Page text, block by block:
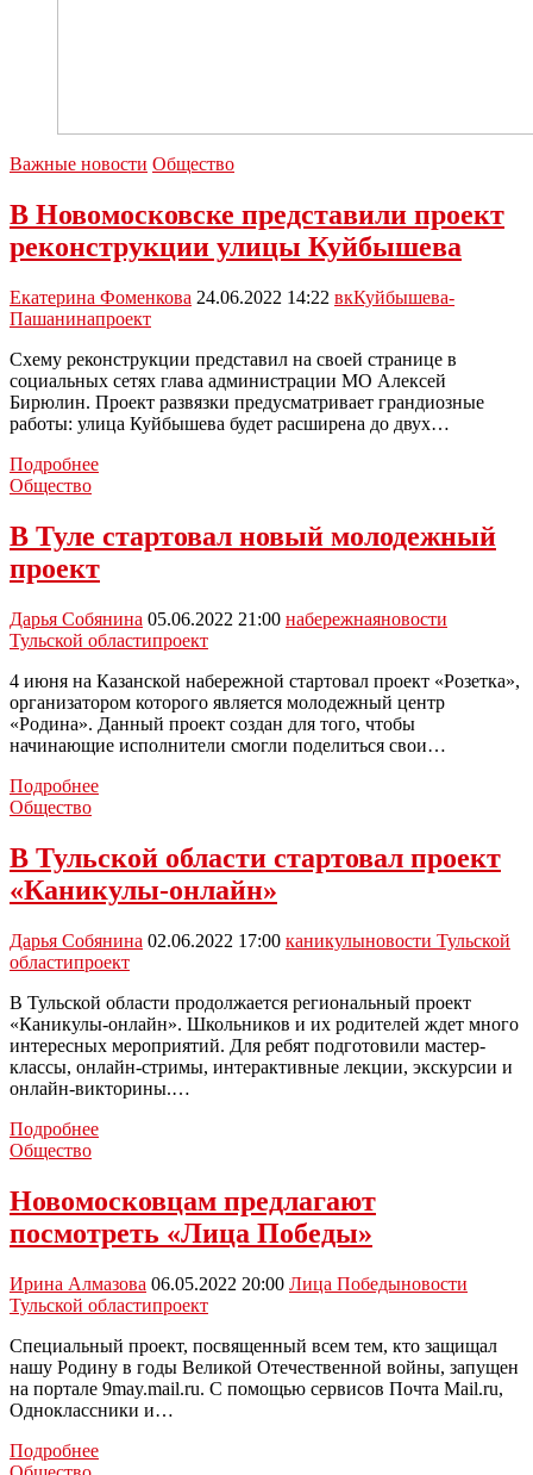
Важные новости Общество
В Новомосковске представили проект
реконструкции улицы Куйбышева
Екатерина Фоменкова 24.06.2022 14:22 вкКуйбышева-
Пашанинапроект
Схему реконструкции представил на своей странице в
социальных сетях глава администрации МО Алексей
Бирюлин. Проект развязки предусматривает грандиозные
работы: улица Куйбышева будет расширена до двух…
ПодробнееВ
реконструкции
улицы
Общество
В Туле стартовал новый молодежный
проект
Дарья Собянина 05.06.2022 21:00 набережнаяновости
Тульской областипроект
4 июня на Казанской набережной стартовал проект «Розетка»,
организатором которого является молодежный центр
«Родина». Данный проект создан для того, чтобы
начинающие исполнители смогли поделиться свои…
ПодробнееВ
новый
молодежный
проект
Общество
В Тульской области стартовал проект
«Каникулы-онлайн»
Дарья Собянина 02.06.2022 17:00 каникулыновости Тульской
областипроект
В Тульской области продолжается региональный проект
«Каникулы-онлайн». Школьников и их родителей ждет много
интересных мероприятий. Для ребят подготовили мастер-
классы, онлайн-стримы, интерактивные лекции, экскурсии и
онлайн-викторины.…
ПодробнееВ
проект
«Каникулы-
Общество
Новомосковцам предлагают
посмотреть «Лица Победы»
Ирина Алмазова 06.05.2022 20:00 Лица Победыновости
Тульской областипроект
Специальный проект, посвященный всем тем, кто защищал
нашу Родину в годы Великой Отечественной войны, запущен
на портале 9may.mail.ru. С помощью сервисов Почта Mail.ru,
Одноклассники и…
ПодробнееНовомосковцам